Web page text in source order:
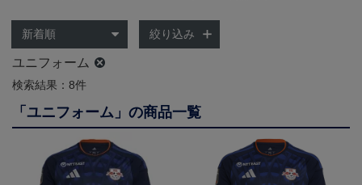
絞り込み
ユニフォーム
検索結果：8件
「ユニフォーム」の商品一覧